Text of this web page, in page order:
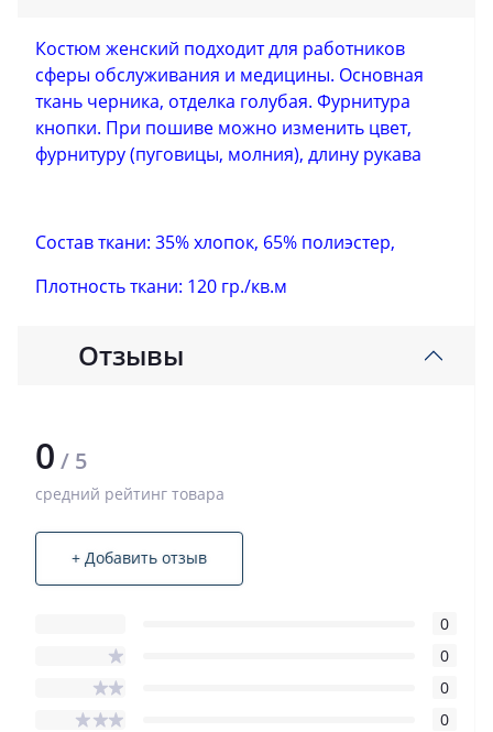
Костюм женский подходит для работников
сферы обслуживания и медицины. Основная
ткань черника, отделка голубая. Фурнитура
кнопки. При пошиве можно изменить цвет,
фурнитуру (пуговицы, молния), длину рукава
Состав ткани: 35% хлопок, 65% полиэстер,
Плотность ткани: 120 гр./кв.м
Отзывы
0 / 5
средний рейтинг товара
+ Добавить отзыв
0
0
0
0